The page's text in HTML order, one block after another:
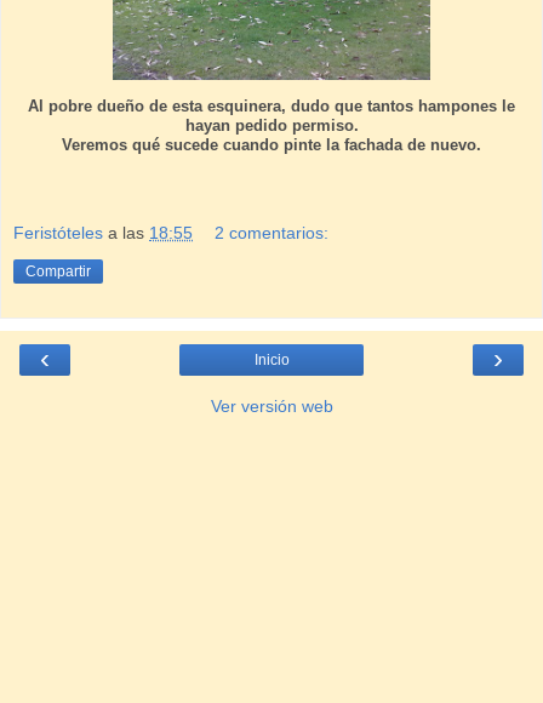
Al pobre dueño de esta esquinera, dudo que tantos hampones le
hayan pedido permiso.
Veremos qué sucede cuando pinte la fachada de nuevo.
Feristóteles a las 18:55 2 comentarios:
Compartir
‹ ›
Inicio
Ver versión web